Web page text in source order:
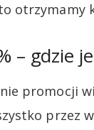
otrzymamy
– gdzie
promocji
przez